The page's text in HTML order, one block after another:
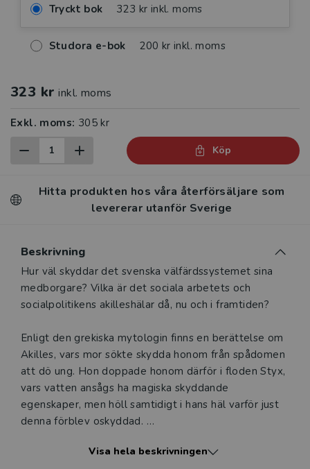
Tryckt bok 323 kr inkl. moms
Studora e-bok 200 kr inkl. moms
323 kr inkl. moms
Exkl. moms: 305 kr
Köp
Hitta produkten hos våra återförsäljare som
levererar utanför Sverige
Beskrivning
Beskrivning
Hur väl skyddar det svenska välfärdssystemet sina
medborgare? Vilka är det sociala arbetets och
socialpolitikens akilleshälar då, nu och i framtiden?
Enligt den grekiska mytologin finns en berättelse om
Akilles, vars mor sökte skydda honom från spådomen
att dö ung. Hon doppade honom därför i floden Styx,
vars vatten ansågs ha magiska skyddande
egenskaper, men höll samtidigt i hans häl varför just
denna förblev oskyddad.
I dag har begreppet akilleshälar bland annat kommit
Visa hela beskrivningen